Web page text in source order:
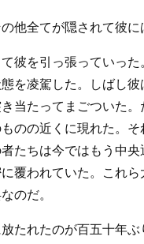
他全てが隠されて彼
彼を引っ張っていっ
を凌駕した。しばし
当たってまごついた
のの近くに現れた。
たちは今ではもう中
覆われていた。これ
のだ。
たれたのが百五十年